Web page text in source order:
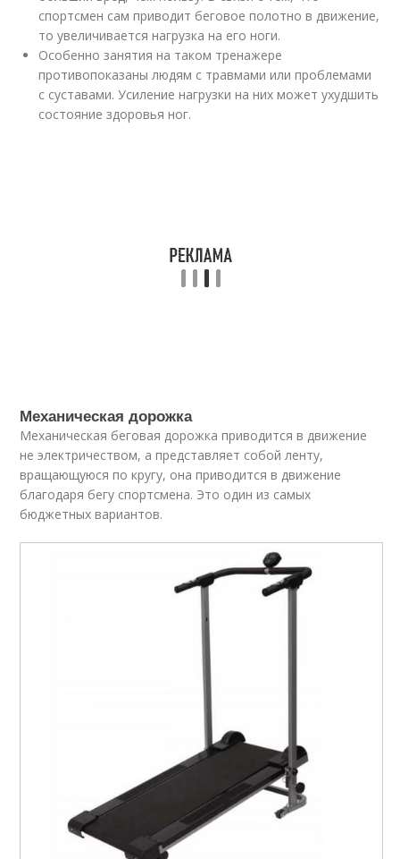
спортсмен сам приводит беговое полотно в движение,
то увеличивается нагрузка на его ноги.
Особенно занятия на таком тренажере
противопоказаны людям с травмами или проблемами
с суставами. Усиление нагрузки на них может ухудшить
состояние здоровья ног.
Механическая дорожка
Механическая беговая дорожка приводится в движение
не электричеством, а представляет собой ленту,
вращающуюся по кругу, она приводится в движение
благодаря бегу спортсмена. Это один из самых
бюджетных вариантов.